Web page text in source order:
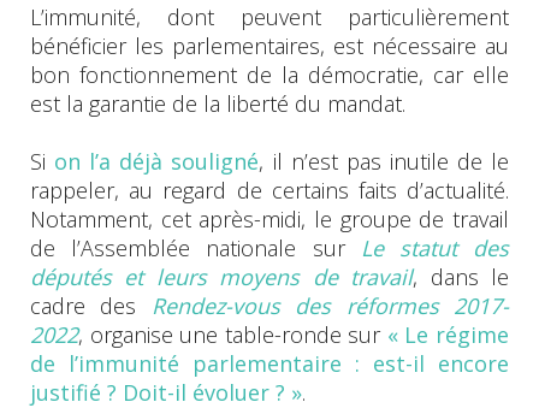
L’immunité, dont peuvent particulièrement
bénéficier les parlementaires, est nécessaire au
bon fonctionnement de la démocratie, car elle
est la garantie de la liberté du mandat.
Si on l’a déjà souligné, il n’est pas inutile de le
rappeler, au regard de certains faits d’actualité.
Notamment, cet après-midi, le groupe de travail
de l’Assemblée nationale sur Le statut des
députés et leurs moyens de travail, dans le
cadre des Rendez-vous des réformes 2017-
2022, organise une table-ronde sur « Le régime
de l’immunité parlementaire : est-il encore
justifié ? Doit-il évoluer ? ».